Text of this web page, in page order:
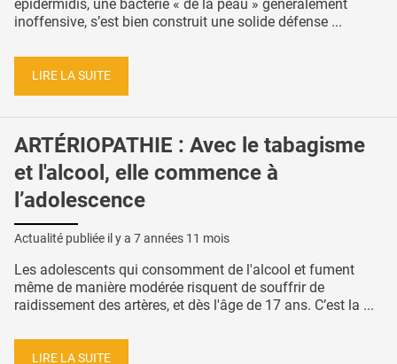
epidermidis, une bactérie « de la peau » généralement
inoffensive, s’est bien construit une solide défense ...
LIRE LA SUITE
ARTÉRIOPATHIE : Avec le tabagisme
et l'alcool, elle commence à
l’adolescence
Actualité publiée il y a 7 années 11 mois
Les adolescents qui consomment de l'alcool et fument
même de manière modérée risquent de souffrir de
raidissement des artères, et dès l'âge de 17 ans. C’est la ...
LIRE LA SUITE